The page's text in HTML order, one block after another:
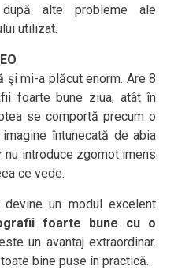
alte probleme ale
utilizat.
şi mi-a plăcut enorm. Are 8
foarte bune ziua, atât în
se comportă precum o
întunecată de abia
nu introduce zgomot imens
ce vede.
un modul excelent
foarte bune cu o
un avantaj extraordinar.
bine puse în practică.